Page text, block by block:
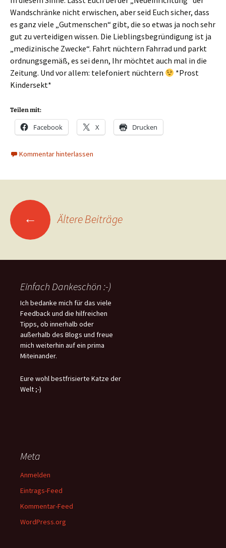
Wandschränke nicht erwischen, aber seid Euch sicher, dass
es ganz viele „Gutmenschen“ gibt, die so etwas ja noch sehr
gut zu verteidigen wissen. Die Lieblingsbegründigung ist ja
„medizinische Zwecke“. Fahrt nüchtern Fahrrad und parkt
ordnungsgemäß, es sei denn, Ihr möchtet auch mal in die
Zeitung. Und vor allem: telefoniert nüchtern
*Prost
Kindersekt*
Teilen mit:
Facebook X Drucken
Kommentar hinterlassen
Beitragsnavigation
← Ältere Beiträge
Einfach Dankeschön :-)
Ich bedanke mich für das viele
Feedback und die hilfreichen
Tipps, ob innerhalb oder
außerhalb des Blogs und freue
mich weiterhin auf ein prima
Miteinander.
Eure wohl bestfrisierte Katze der
Welt ;-)
Meta
Anmelden
Eintrags-Feed
Kommentar-Feed
WordPress.org